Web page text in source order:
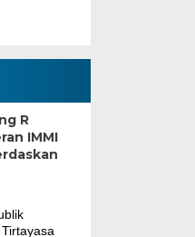
R
IMMI